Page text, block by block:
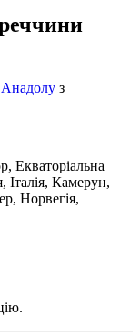
Анадолу з
Екваторіальна
Італія, Камерун,
Норвегія,